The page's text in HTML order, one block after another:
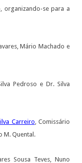
organizando-se para a
Mário Machado e
Pedroso e Dr. Silva
Carreiro , Comissário
M. Quental.
Sousa Teves, Nuno